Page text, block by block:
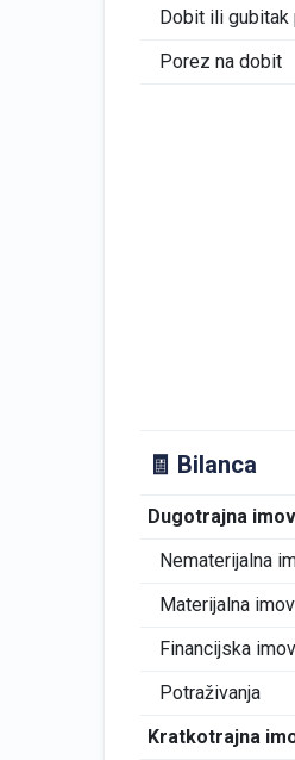
Dobit ili gubitak
Porez na dobit
🧾 Bilanca
Dugotrajna
Nematerijalna
Materijalna
Financijska
Potraživanja
Kratkotrajna